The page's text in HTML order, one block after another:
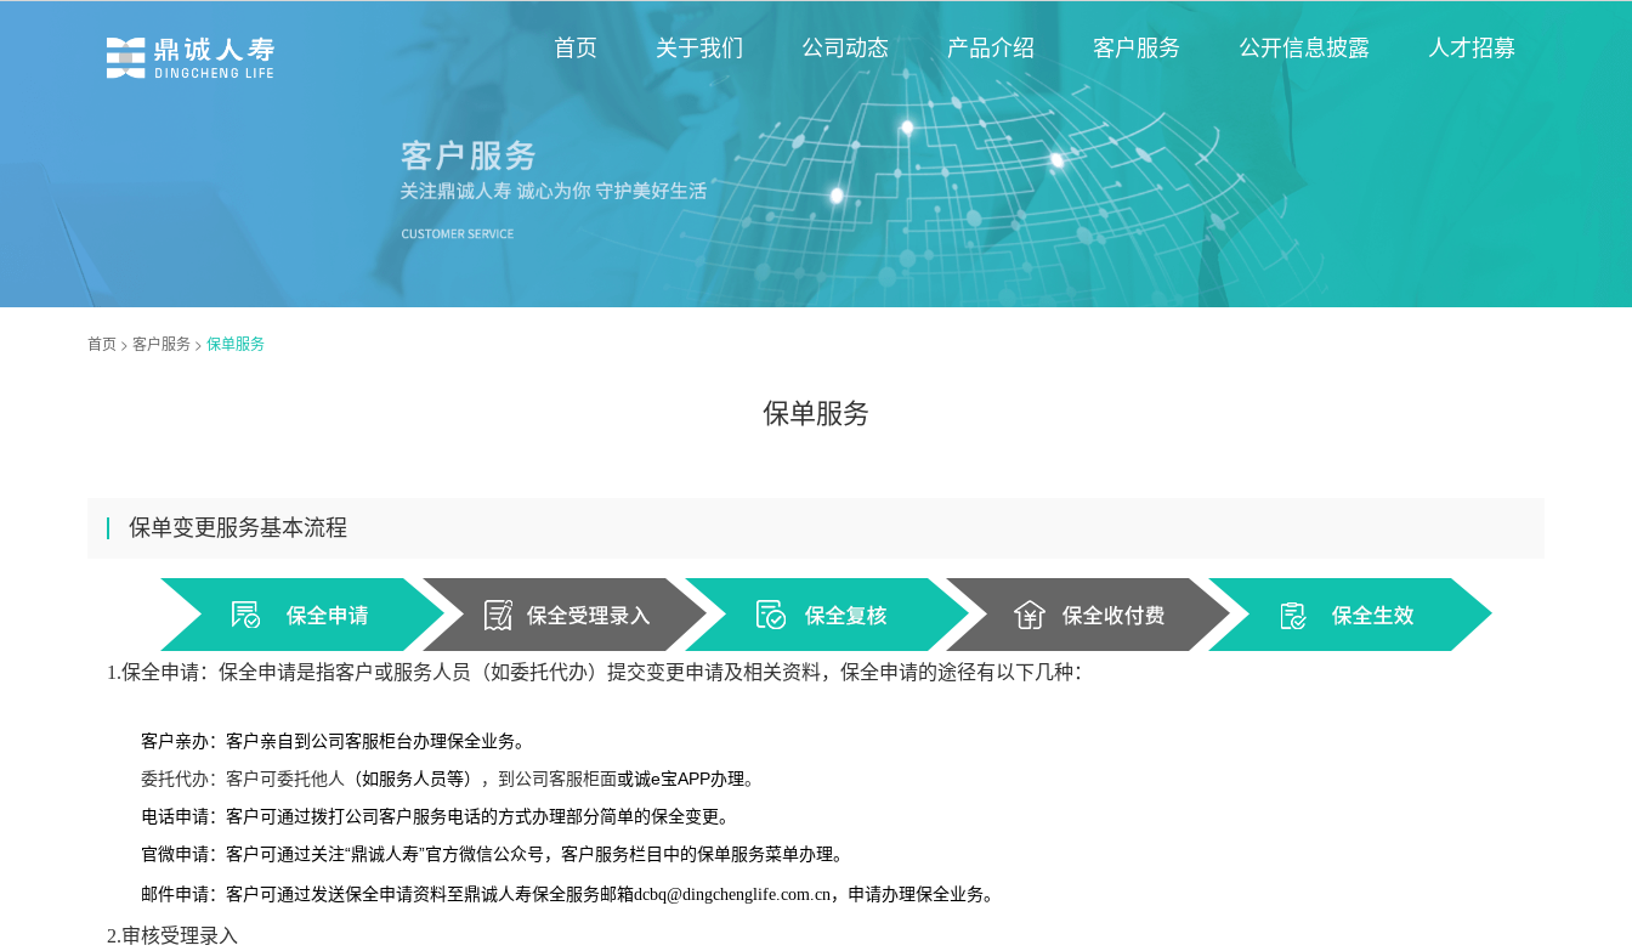
首页 关于我们 公司动态 产品介绍 客户服务 公开信息披露 人才招募
首页 > 客户服务 > 保单服务
保单服务
保单变更服务基本流程
1.保全申请：保全申请是指客户或服务人员（如委托代办）提交变更申请及相关资料，保全申请的途径有以下几种：
客户亲办：客户亲自到公司客服柜台办理保全业务。
委托代办：客户可委托他人 （如服务人员等） ，到公司客服柜面或诚e宝APP办理。
电话申请：客户可通过拨打公司客户服务电话的方式办理部分简单的保全变更。
官微申请：客户可通过关注“鼎诚人寿”官方微信公众号，客户服务栏目中的保单服务菜单办理。
邮件申请：客户可通过发送保全申请资料至鼎诚人寿保全服务邮箱dcbq@dingchenglife.com.cn，申请办理保全业务。
2.审核受理录入